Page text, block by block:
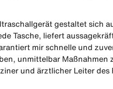
gestaltet sich
Tasche, liefert
mir schnelle und
unmittelbar
und ärztlicher Leiter des